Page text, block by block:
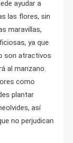
ayudar a
las flores, sin
maravillas,
ya que
son atractivos
al manzano.
como
plantar
así
no perjudican